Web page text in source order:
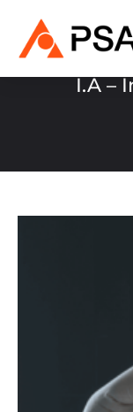
I.A –